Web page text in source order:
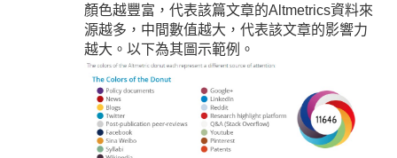
顏色越豐富，代表該篇文章的Altmetrics資料來
源越多，中間數值越大，代表該文章的影響力
越大。以下為其圖示範例。